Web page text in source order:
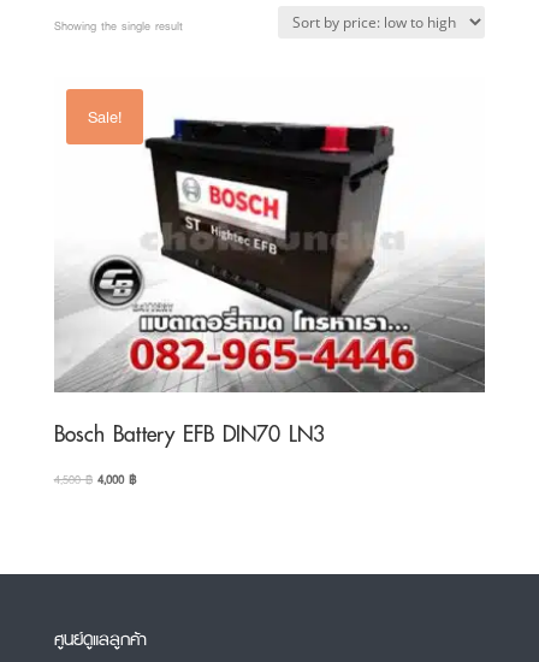
Showing the single result
Sale!
Bosch Battery EFB DIN70 LN3
4,500฿ Original
4,000฿Current
ศูนย์ดูแลลูกค้า